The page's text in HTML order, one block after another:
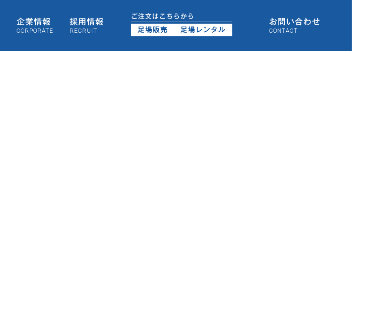
企業情報
CORPORATE
採用情報
RECRUIT
ご注文はこちらから
足場販売 足場レンタル
お問い合わせ
CONTACT